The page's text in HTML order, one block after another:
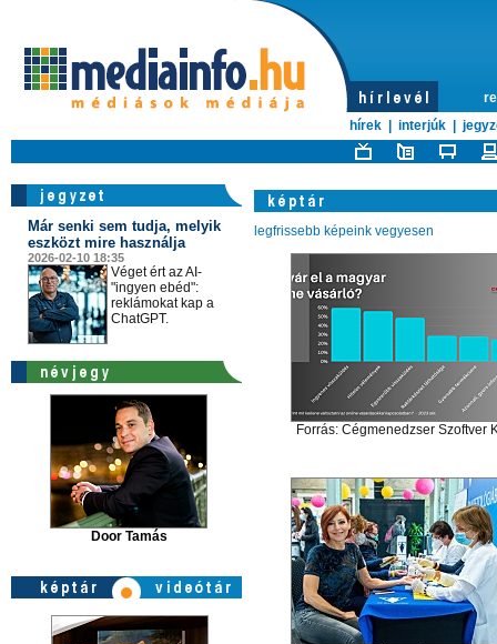
hírek
interjúk
Már senki sem tudja, melyik
eszközt mire használja
2026-02-10 18:35
Véget ért az AI-
"ingyen ebéd":
reklámokat kap a
ChatGPT.
Door Tamás
legfrissebb képeink vegyesen
Forrás: Cégmenedzser Szoftver